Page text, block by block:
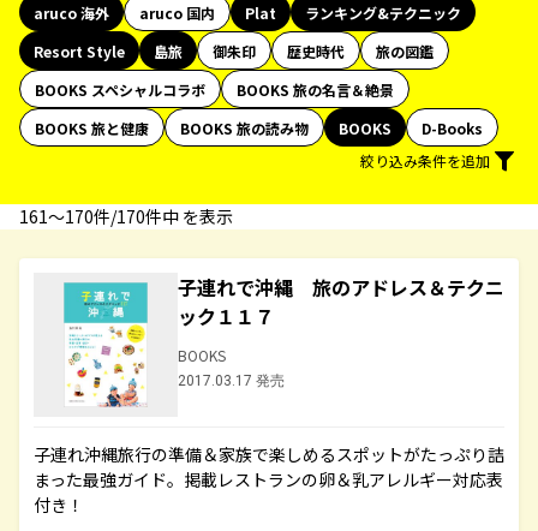
aruco 海外
aruco 国内 Plat
ランキング&テクニック
Resort Style
島旅 御朱印 歴史時代
旅の図鑑
BOOKS スペシャルコラボ
BOOKS 旅の名言＆絶景
BOOKS 旅と健康
BOOKS 旅の読み物 BOOKS
D-Books
絞り込み条件を追加
161〜170件/170件中 を表示
子連れで沖縄 旅のアドレス＆テクニ
ック１１７
BOOKS
2017.03.17 発売
子連れ沖縄旅行の準備＆家族で楽しめるスポットがたっぷり詰
まった最強ガイド。掲載レストランの卵＆乳アレルギー対応表
付き！